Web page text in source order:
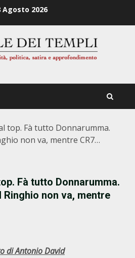
Agosto 2026
top. Fà tutto Donnarumma.
non va, mentre CR7…
Fà tutto Donnarumma.
Ringhio non va, mentre
di Antonio David